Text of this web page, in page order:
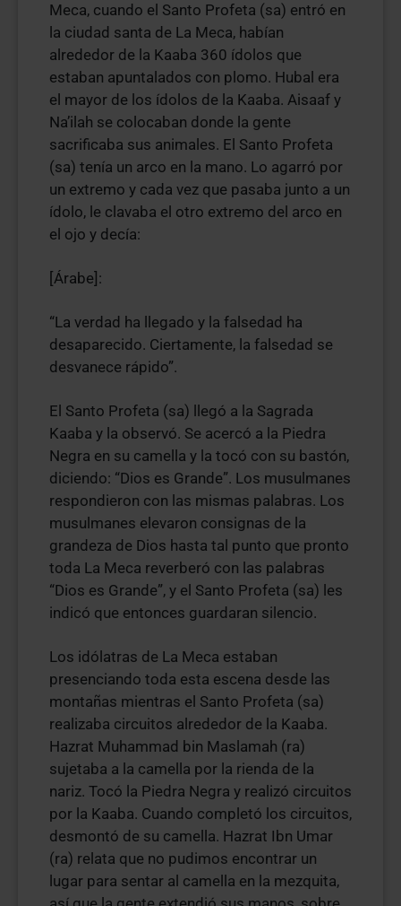
Meca, cuando el Santo Profeta (sa) entró en
la ciudad santa de La Meca, habían
alrededor de la Kaaba 360 ídolos que
estaban apuntalados con plomo. Hubal era
el mayor de los ídolos de la Kaaba. Aisaaf y
Na’ilah se colocaban donde la gente
sacrificaba sus animales. El Santo Profeta
(sa) tenía un arco en la mano. Lo agarró por
un extremo y cada vez que pasaba junto a un
ídolo, le clavaba el otro extremo del arco en
el ojo y decía:
[Árabe]:
“La verdad ha llegado y la falsedad ha
desaparecido. Ciertamente, la falsedad se
desvanece rápido”.
El Santo Profeta (sa) llegó a la Sagrada
Kaaba y la observó. Se acercó a la Piedra
Negra en su camella y la tocó con su bastón,
diciendo: “Dios es Grande”. Los musulmanes
respondieron con las mismas palabras. Los
musulmanes elevaron consignas de la
grandeza de Dios hasta tal punto que pronto
toda La Meca reverberó con las palabras
“Dios es Grande”, y el Santo Profeta (sa) les
indicó que entonces guardaran silencio.
Los idólatras de La Meca estaban
presenciando toda esta escena desde las
montañas mientras el Santo Profeta (sa)
realizaba circuitos alrededor de la Kaaba.
Hazrat Muhammad bin Maslamah (ra)
sujetaba a la camella por la rienda de la
nariz. Tocó la Piedra Negra y realizó circuitos
por la Kaaba. Cuando completó los circuitos,
desmontó de su camella. Hazrat Ibn Umar
(ra) relata que no pudimos encontrar un
lugar para sentar al camella en la mezquita,